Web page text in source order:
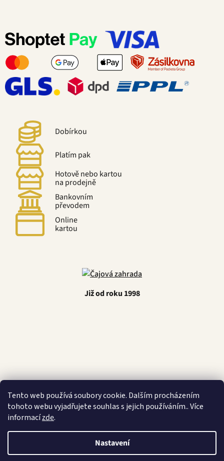
Tento web používá soubory cookie. Dalším procházením
tohoto webu vyjadřujete souhlas s jejich používáním.. Více
informacízde.
Nastavení
Dobírkou
Platím pak
Hotově nebo kartou
na prodejně
Bankovním
převodem
Online
kartou
Již od roku 1998
Latino Café
Vytvořil Shoptet